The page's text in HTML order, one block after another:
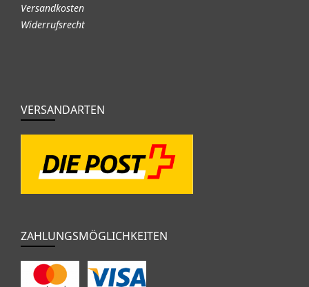
Versandkosten
Widerrufsrecht
VERSANDARTEN
ZAHLUNGSMÖGLICHKEITEN